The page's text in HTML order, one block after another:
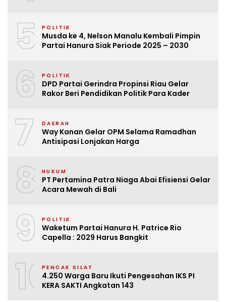
5 POLITIK
Musda ke 4, Nelson Manalu Kembali Pimpin
Partai Hanura Siak Periode 2025 – 2030
6 POLITIK
DPD Partai Gerindra Propinsi Riau Gelar
Rakor Beri Pendidikan Politik Para Kader
7 DAERAH
Way Kanan Gelar OPM Selama Ramadhan
Antisipasi Lonjakan Harga
8 HUKUM
PT Pertamina Patra Niaga Abai Efisiensi Gelar
Acara Mewah di Bali
9 POLITIK
Waketum Partai Hanura H. Patrice Rio
Capella : 2029 Harus Bangkit
10PENCAK SILAT
4.250 Warga Baru Ikuti Pengesahan IKS PI
KERA SAKTI Angkatan 143